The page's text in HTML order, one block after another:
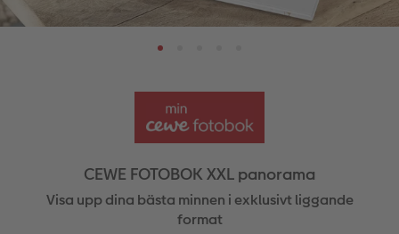
Papperstyper och omslag
CEWE FOTOBOK Color pop
Minnesficka
Art Prints
Förstoring på standardpapper
Klistermärken
Inramad bild
Bild på aluminiumplatta
Bild på akrylglas
Dekoration
Tygprodukter
Fotomagneter
Fler kategorier
Designa själv
Dubbla kort
Veckokalender
Valmöjligheter
Tillbehör
CEWE FOTOBOK XXL panorama
Visa upp dina bästa minnen i exklusivt liggande
format